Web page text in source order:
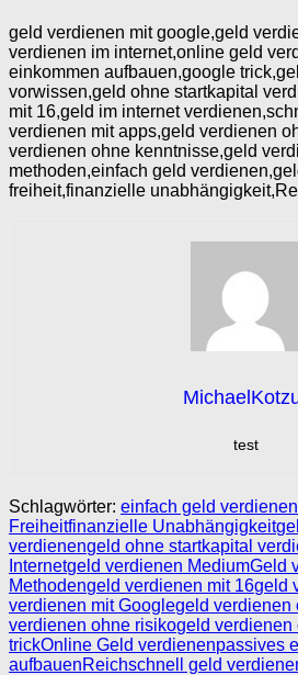
geld verdienen mit google,geld
verdienen im internet,online geld
einkommen aufbauen,google
vorwissen,geld ohne startkapital
mit 16,geld im internet
verdienen mit apps,geld verdienen
verdienen ohne kenntnisse,geld
methoden,einfach geld
freiheit,finanzielle
test
Schlagwörter: einfach geld verdienen
Freiheitfinanzielle Unabhängigkeit
verdienengeld ohne startkapital
Internetgeld verdienen MediumGeld
Methodengeld verdienen mit 16geld
verdienen mit Googlegeld verdienen
verdienen ohne risikogeld verdienen
trickOnline Geld verdienenpassives
aufbauenReichschnell geld